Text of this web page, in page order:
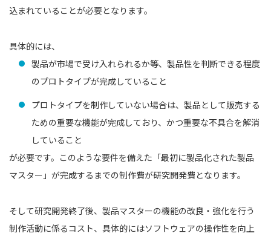
込まれていることが必要となります。
具体的には、
製品が市場で受け入れられるか等、製品性を判断できる程度
のプロトタイプが完成していること
プロトタイプを制作していない場合は、製品として販売する
ための重要な機能が完成しており、かつ重要な不具合を解消
していること
が必要です。このような要件を備えた「最初に製品化された製品
マスター」が完成するまでの制作費が研究開発費となります。
そして研究開発終了後、製品マスターの機能の改良・強化を行う
制作活動に係るコスト、具体的にはソフトウェアの操作性を向上